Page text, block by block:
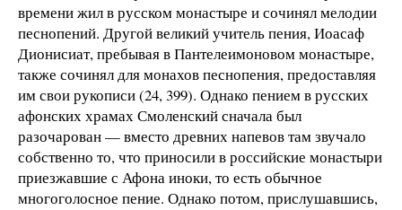
времени жил в русском монастыре и сочинял мелодии
песнопений. Другой великий учитель пения, Иоасаф
Дионисиат, пребывая в Пантелеимоновом монастыре,
также сочинял для монахов песнопения, предоставляя
им свои рукописи (24, 399). Однако пением в русских
афонских храмах Смоленский сначала был
разочарован — вместо древних напевов там звучало
собственно то, что приносили в российские монастыри
приезжавшие с Афона иноки, то есть обычное
многоголосное пение. Однако потом, прислушавшись,